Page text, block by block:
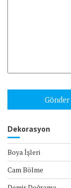
Dekorasyon
Boya İşleri
Cam Bölme